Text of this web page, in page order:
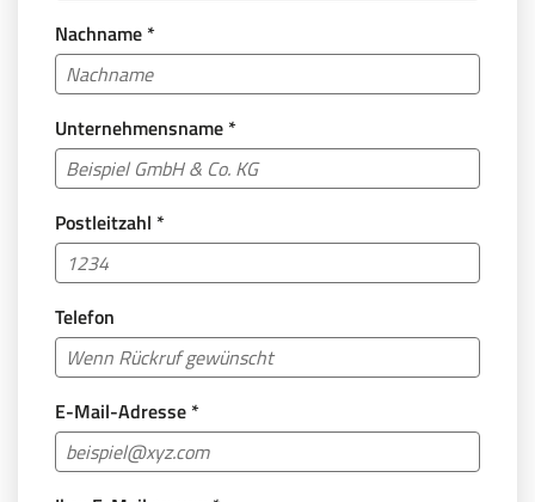
Nachname *
Unternehmensname *
Postleitzahl *
Telefon
E-Mail-Adresse *